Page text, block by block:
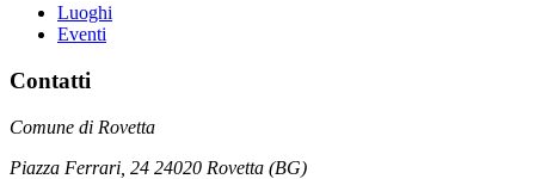
Luoghi
Eventi
Contatti
Comune di Rovetta
Piazza Ferrari, 24 24020 Rovetta (BG)